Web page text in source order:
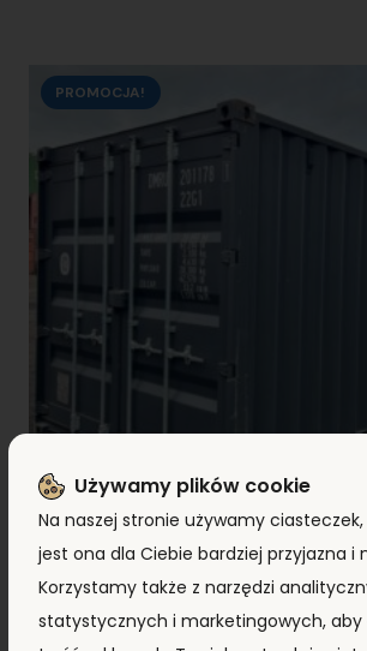
PROMOCJA!
Kontener morski 6m (20’DC)
6 990,00zł + VAT
Używamy plików cookie
Na naszej stronie używamy
jest ona dla Ciebie bardziej przyjazna i
Korzystamy także z narzędzi
statystycznych i marketingowych, aby